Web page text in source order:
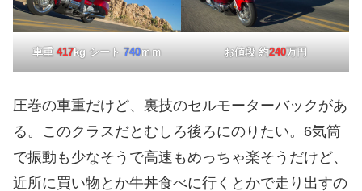
車重417kg シート 740ｍｍ お値段 約240万円
圧巻の車重だけど、裏技のセルモーターバックがあ
る。このクラスだとむしろ後ろにのりたい。6気筒
で振動も少なそうで高速もめっちゃ楽そうだけど、
近所に買い物とか牛丼食べに行くとかで走り出すの